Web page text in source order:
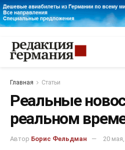
Главная Статьи
Реальные
реальном
Автор Борис Фельдман 20